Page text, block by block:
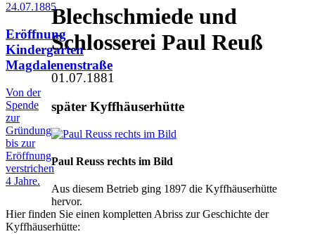
24.07.1885
Eröffnung
Kindergarten
Magdalenenstraße
Von der
Spende
zur
Gründung
bis zur
Eröffnung
verstrichen
4 Jahre.
Blechschmiede und
Schlosserei Paul Reuß
01.07.1881
später Kyffhäuserhütte
Paul Reuss rechts im Bild
Aus diesem Betrieb ging 1897 die Kyffhäuserhütte
hervor.
Hier finden Sie einen kompletten Abriss zur Geschichte der
Kyffhäuserhütte: